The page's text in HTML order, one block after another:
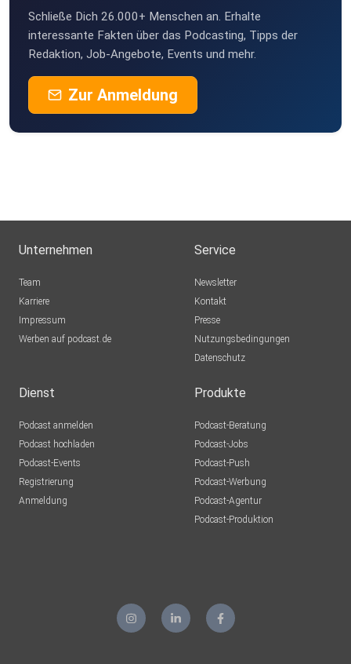
Schließe Dich 26.000+ Menschen an. Erhalte
interessante Fakten über das Podcasting, Tipps der
Redaktion, Job-Angebote, Events und mehr.
Zur Anmeldung
Unternehmen
Team
Karriere
Impressum
Werben auf podcast.de
Service
Newsletter
Kontakt
Presse
Nutzungsbedingungen
Datenschutz
Dienst
Podcast anmelden
Podcast hochladen
Podcast-Events
Registrierung
Anmeldung
Produkte
Podcast-Beratung
Podcast-Jobs
Podcast-Push
Podcast-Werbung
Podcast-Agentur
Podcast-Produktion